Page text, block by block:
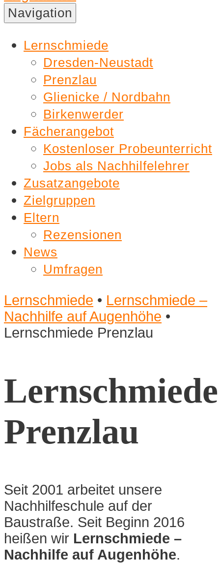
Nachhilfe
Lernschmiede
Navigation
Lernschmiede
Dresden-Neustadt
Prenzlau
Glienicke / Nordbahn
Birkenwerder
Fächerangebot
Kostenloser Probeunterricht
Jobs als Nachhilfelehrer
Zusatzangebote
Zielgruppen
Eltern
Rezensionen
News
Umfragen
Lernschmiede • Lernschmiede –
Nachhilfe auf Augenhöhe •
Lernschmiede Prenzlau
Lernschmiede
Prenzlau
Seit 2001 arbeitet unsere
Nachhilfeschule auf der
Baustraße. Seit Beginn 2016
heißen wir Lernschmiede –
Nachhilfe auf Augenhöhe.